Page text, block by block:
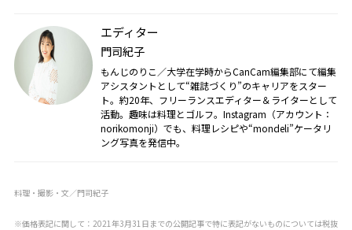
エディター
門司紀子
もんじのりこ／大学在学時からCanCam編集部にて編集
アシスタントとして“雑誌づくり”のキャリアをスター
ト。約20年、フリーランスエディター＆ライターとして
活動。趣味は料理とゴルフ。Instagram（アカウント：
norikomonji）でも、料理レシピや“mondeli”ケータリ
ング写真を発信中。
料理・撮影・文／門司紀子
※価格表記に関して：2021年3月31日までの公開記事で特に表記がないものについては税抜